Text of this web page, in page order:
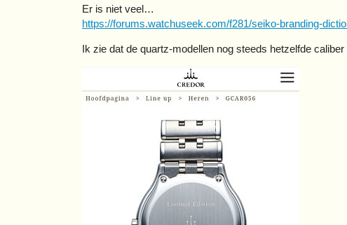
Er is niet veel…
https://forums.watchuseek.com/f281/seiko-branding-
Ik zie dat de quartz-modellen nog steeds hetzelfde caliber